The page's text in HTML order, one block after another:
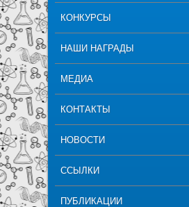
КОНКУРСЫ
НАШИ НАГРАДЫ
МЕДИА
КОНТАКТЫ
НОВОСТИ
ССЫЛКИ
ПУБЛИКАЦИИ